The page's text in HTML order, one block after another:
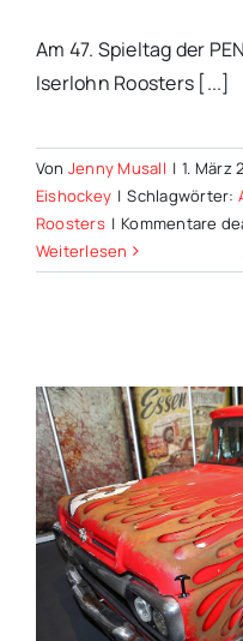
Am 47. Spieltag der
Iserlohn Roosters [...]
Von Jenny Musall | 1. März
Eishockey | Schlagwörter:
Roosters | Kommentare
Weiterlesen